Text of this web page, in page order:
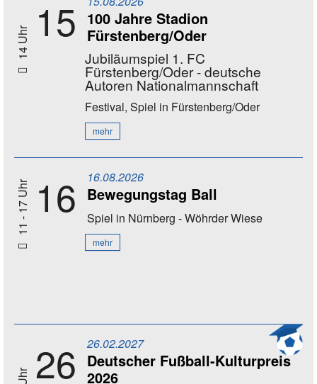
14 Uhr 15
100 Jahre Stadion
Fürstenberg/Oder
Jubiläumspiel 1. FC
Fürstenberg/Oder - deutsche
Autoren Nationalmannschaft
Festival, Spiel in Fürstenberg/Oder
mehr
11 - 17 Uhr 16 16.08.2026
Bewegungstag Ball
Spiel in Nürnberg - Wöhrder Wiese
mehr
26 26.02.2027
Deutscher Fußball-Kulturpreis
2026